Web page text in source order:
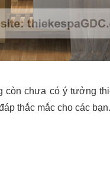
chưa có ý tưởng
thắc mắc cho các bạn.